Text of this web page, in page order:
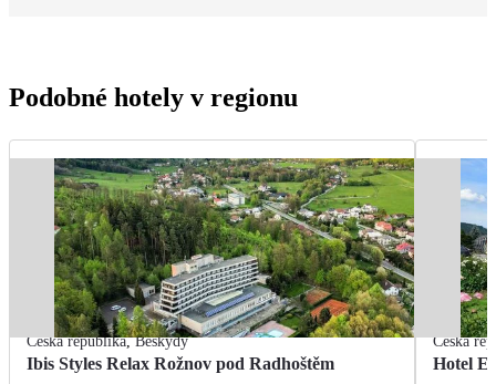
Podobné hotely v regionu
Česká republika,Beskydy
Ibis Styles Relax Rožnov pod Radhoštěm
Česká
Hotel